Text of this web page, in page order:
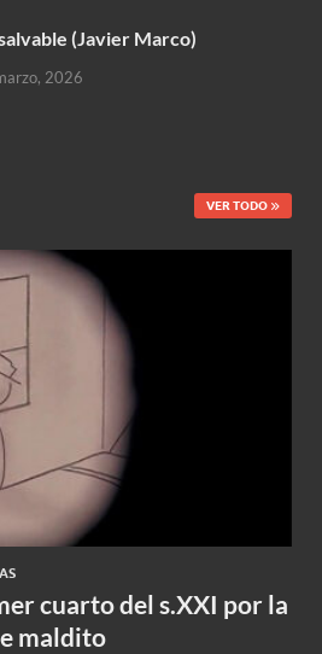
(Javier Marco)
2026
VER TODO
cuarto del s.XXI por la
maldito